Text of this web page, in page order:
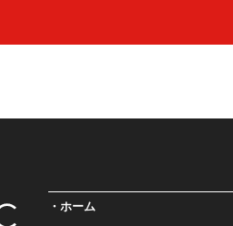
ホーム